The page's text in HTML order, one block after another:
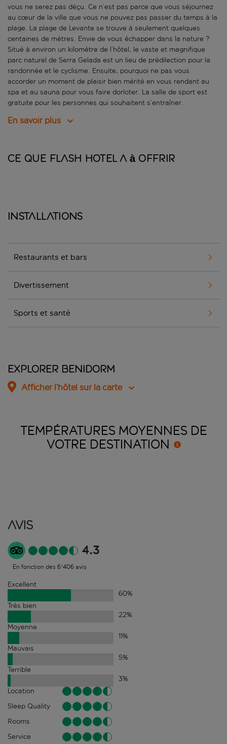
vous ne serez pas déçu. Ce n’est pas parce que vous séjournez
au cœur de la ville que vous ne pouvez pas passer du temps à la
plage. La plage de Levante se trouve à seulement quelques
centaines de mètres. Envie de vous échapper dans la nature ?
Situé à environ un kilomètre de l’hôtel, le vaste et magnifique
parc naturel de Serra Gelada est un lieu de prédilection pour la
randonnée et le cyclisme. Ensuite, pourquoi ne pas vous
accorder un moment de plaisir bien mérité en vous rendant au
spa et au sauna pour vous faire dorloter. La salle de sport est
gratuite pour les personnes qui souhaitent s’entraîner.
En savoir plus
Ce que Flash Hotel a à offrir
Installations
Restaurants et bars
Divertissement
Sports et santé
Explorer Benidorm
Afficher l’hôtel sur la carte
TEMPÉRATURES MOYENNES DE
VOTRE DESTINATION
Avis
4.3
En fonction des 6'406 avis
Excellent
60%
Très bien
22%
Moyenne
11%
Mauvais
5%
Terrible
3%
Location
Sleep Quality
Rooms
Service